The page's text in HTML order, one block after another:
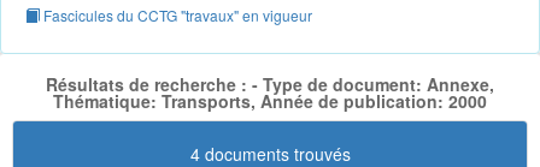
Fascicules du CCTG "travaux" en vigueur
Résultats de recherche : - Type de document: Annexe,
Thématique: Transports, Année de publication: 2000
4 documents trouvés